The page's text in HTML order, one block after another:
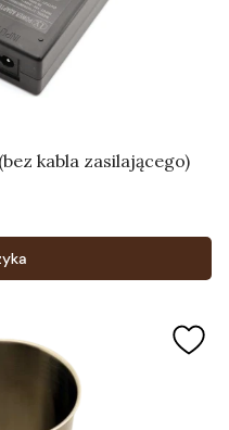
kabla zasilającego)